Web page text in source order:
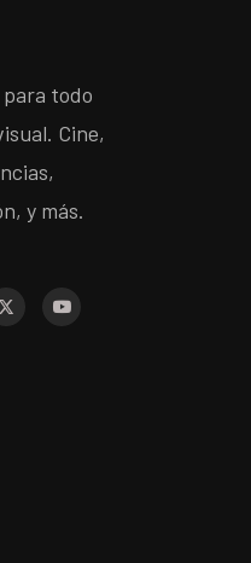
todo
Cine,
y más.